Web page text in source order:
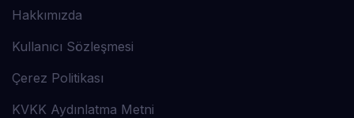
Hakkımızda
Kullanıcı Sözleşmesi
Çerez Politikası
KVKK Aydınlatma Metni